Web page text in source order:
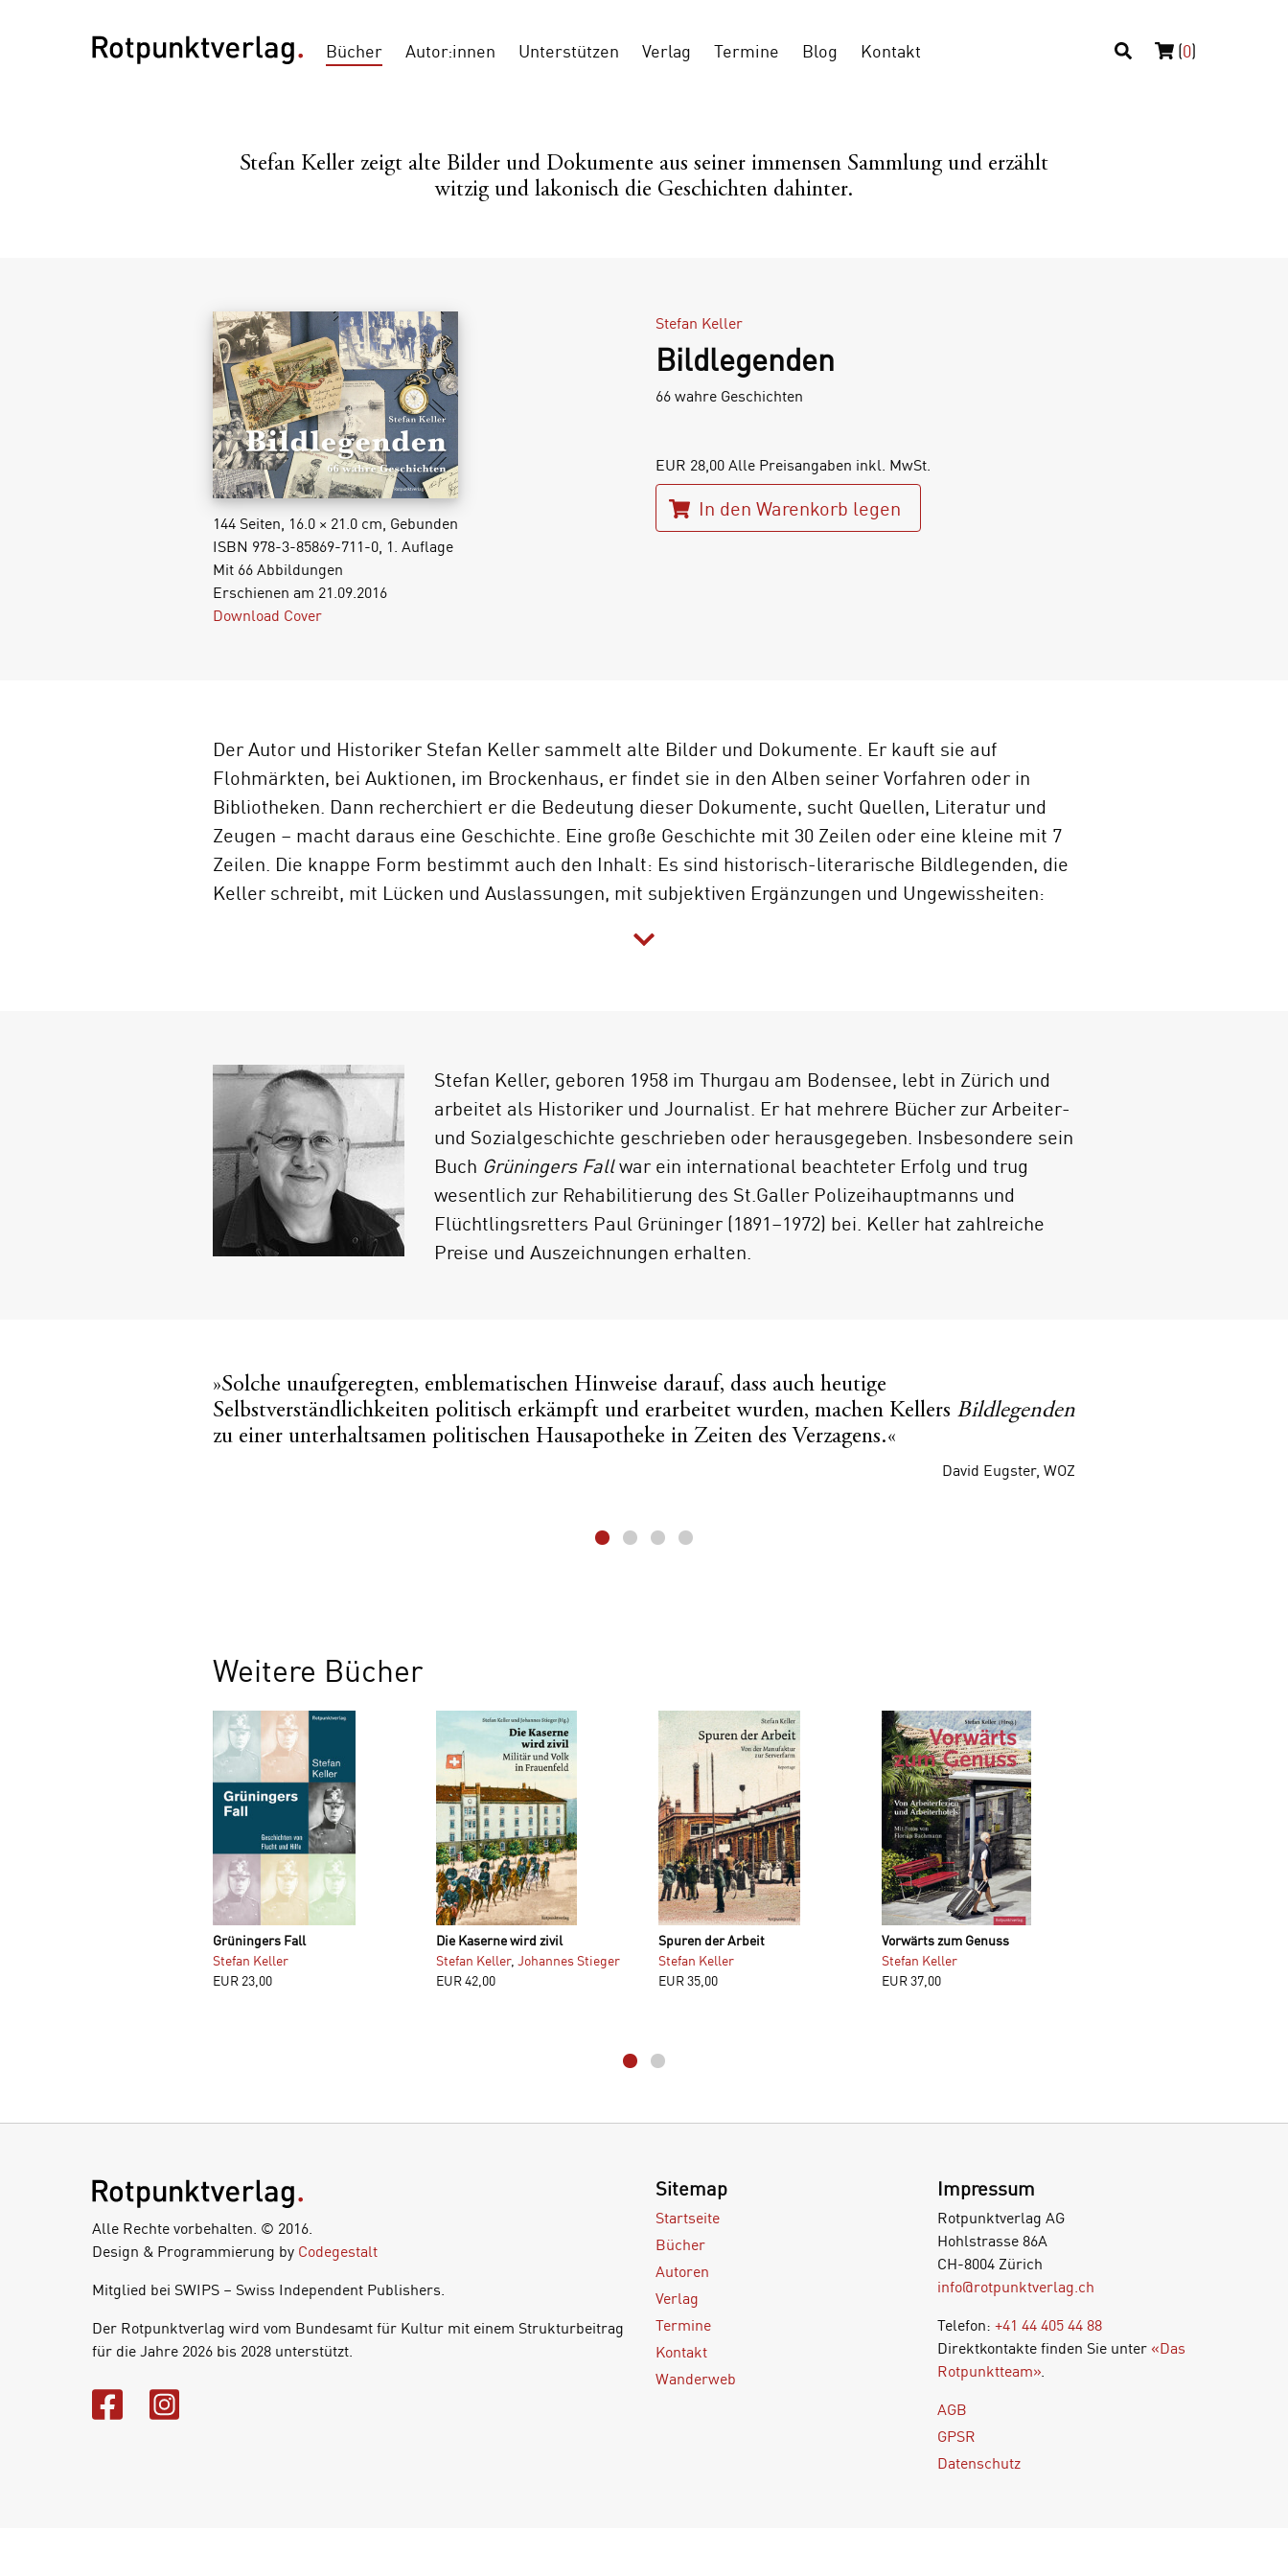
Bücher Autor:innen Unterstützen Verlag Termine Blog Kontakt (0)
Stefan Keller zeigt alte Bilder und Dokumente aus seiner immensen Sammlung und erzählt
witzig und lakonisch die Geschichten dahinter.
144 Seiten, 16.0 × 21.0 cm, Gebunden
ISBN 978-3-85869-711-0, 1. Auflage
Mit 66 Abbildungen
Erschienen am 21.09.2016
Download Cover
Stefan Keller
Bildlegenden
66 wahre Geschichten
EUR 28,00 Alle Preisangaben inkl. MwSt.
In den Warenkorb legen
Der Autor und Historiker Stefan Keller sammelt alte Bilder und Dokumente. Er kauft sie auf
Flohmärkten, bei Auktionen, im Brockenhaus, er findet sie in den Alben seiner Vorfahren oder in
Bibliotheken. Dann recherchiert er die Bedeutung dieser Dokumente, sucht Quellen, Literatur und
Zeugen – macht daraus eine Geschichte. Eine große Geschichte mit 30 Zeilen oder eine kleine mit 7
Zeilen. Die knappe Form bestimmt auch den Inhalt: Es sind historisch-literarische Bildlegenden, die
Keller schreibt, mit Lücken und Auslassungen, mit subjektiven Ergänzungen und Ungewissheiten:
Gehört diese goldene Uhr mit der silbernen Kette vielleicht dem Knecht Ernst Nägeli, der nach
Stoffboot über den Bodensee?
Stefan Keller, geboren 1958 im Thurgau am Bodensee, lebt in Zürich und
arbeitet als Historiker und Journalist. Er hat mehrere ­Bücher zur Arbeiter-
und Sozialgeschichte geschrieben oder herausgegeben. Insbesondere sein
Buch Grüningers Fallwar ein international beachteter Erfolg und trug
wesentlich zur Rehabilitierung des St.Galler Polizeihauptmanns und
Flüchtlingsretters Paul Grüninger (1891–1972) bei. Keller hat zahlreiche
Preise und Auszeichnungen erhalten.
»Solche unaufgeregten, emblematischen Hinweise darauf, dass auch heutige
Selbstverständlichkeiten politisch erkämpft und erarbeitet wurden, machen Kellers Bildlegenden
zu einer unterhaltsamen politischen Hausapotheke in Zeiten des Verzagens.«
David Eugster, WOZ
Weitere Bücher
Grüningers Fall
Stefan Keller
EUR 23,00
Die Kaserne wird zivil
Stefan Keller, Johannes Stieger
EUR 42,00
Spuren der Arbeit
Stefan Keller
EUR35,00
Vorwärts zum Genuss
Stefan Keller
EUR 37,00
Alle Rechte vorbehalten. © 2016.
Design & Programmierung by Codegestalt
Mitglied bei SWIPS – Swiss Independent Publishers.
Der Rotpunktverlag wird vom Bundesamt für Kultur mit einem Strukturbeitrag
für die Jahre 2026 bis 2028 unterstützt.
Sitemap
Startseite
Bücher
Autoren
Verlag
Termine
Kontakt
Wanderweb
Impressum
Rotpunktverlag AG
Hohlstrasse 86A
CH-8004 Zürich
info@rotpunktverlag.ch
Telefon: +41 44 405 44 88
Direktkontakte finden Sie unter «Das
Rotpunktteam».
AGB
GPSR
Datenschutz